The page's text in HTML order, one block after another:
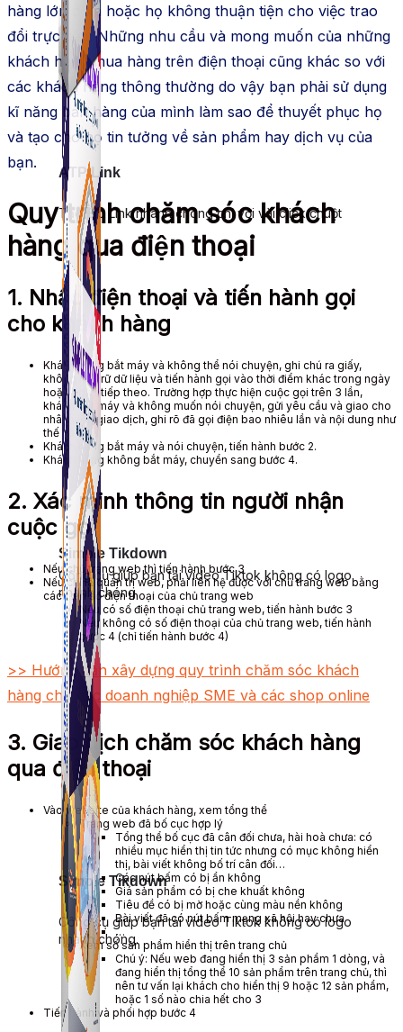
Simple Tikdown
Công cụ giúp bạn tải video Tiktok không có logo
nhanh chóng.
ATP Link
Tạo Bio Link nhanh chóng chỉ với vài click chuột
Simple Tikdown
Công cụ giúp bạn tải video Tiktok không có logo
nhanh chóng.
hàng lớn ở xa hoặc họ không thuận tiện cho việc trao
đổi trực tiếp. Những nhu cầu và mong muốn của những
khách hàng mua hàng trên điện thoại cũng khác so với
các khách hàng thông thường do vậy bạn phải sử dụng
kĩ năng bán hàng của mình làm sao để thuyết phục họ
và tạo cho họ tin tưởng về sản phẩm hay dịch vụ của
bạn.
Quy trình chăm sóc khách
hàng qua điện thoại
1. Nhấc điện thoại và tiến hành gọi
cho khách hàng
Khách hàng bắt máy và không thể nói chuyện, ghi chú ra giấy,
không lưu trữ dữ liệu và tiến hành gọi vào thời điểm khác trong ngày
hoặc ngày tiếp theo. Trường hợp thực hiện cuộc gọi trên 3 lần,
khách bắt máy và không muốn nói chuyện, gửi yêu cầu và giao cho
nhân viên giao dịch, ghi rõ đã gọi điện bao nhiêu lần và nội dung như
thế nào.
Khách hàng bắt máy và nói chuyện, tiến hành bước 2.
Khách hàng không bắt máy, chuyển sang bước 4.
2. Xác minh thông tin người nhận
cuộc gọi
Nếu chủ trang web thì tiến hành bước 3
Nếu chỉ là quản trị web, phải liên hệ được với chủ trang web bằng
cách xin số điện thoại của chủ trang web
Nếu có số điện thoại chủ trang web, tiến hành bước 3
Nếu không có số điện thoại của chủ trang web, tiến hành
bước 4 (chỉ tiến hành bước 4)
>> Hướng dẫn xây dựng quy trình chăm sóc khách
hàng cho các doanh nghiệp SME và các shop online
3. Giao dịch chăm sóc khách hàng
qua điện thoại
Vào website của khách hàng, xem tổng thể
Trang web đã bố cục hợp lý
Tổng thể bố cục đã cân đối chưa, hài hoà chưa: có
nhiều mục hiển thị tin tức nhưng có mục không hiển
thị, bài viết không bố trí cân đối…
Các nút bấm có bị ẩn không
Giá sản phẩm có bị che khuất không
Tiêu đề có bị mờ hoặc cùng màu nền không
Bài viết đã có nút bấm mạng xã hội hay chưa
…
Xem số sản phẩm hiển thị trên trang chủ
Chú ý: Nếu web đang hiển thị 3 sản phẩm 1 dòng, và
đang hiển thị tổng thể 10 sản phẩm trên trang chủ, thì
nên tư vấn lại khách cho hiển thị 9 hoặc 12 sản phẩm,
hoặc 1 số nào chia hết cho 3
Tiến hành và phối hợp bước 4